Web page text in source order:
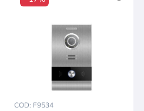
COD: F9534